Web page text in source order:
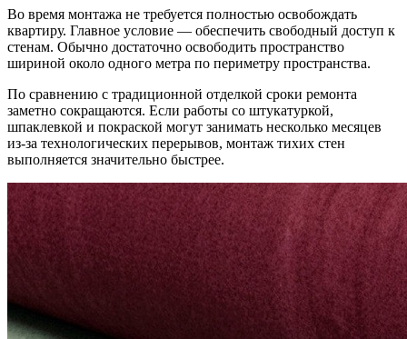
Во время монтажа не требуется полностью освобождать
квартиру. Главное условие — обеспечить свободный доступ к
стенам. Обычно достаточно освободить пространство
шириной около одного метра по периметру пространства.
По сравнению с традиционной отделкой сроки ремонта
заметно сокращаются. Если работы со штукатуркой,
шпаклевкой и покраской могут занимать несколько месяцев
из-за технологических перерывов, монтаж тихих стен
выполняется значительно быстрее.